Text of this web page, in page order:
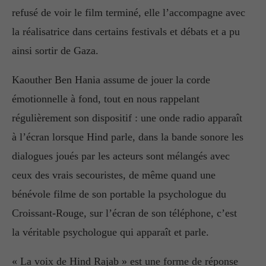
refusé de voir le film terminé, elle l’accompagne avec
la réalisatrice dans certains festivals et débats et a pu
ainsi sortir de Gaza.
Kaouther Ben Hania assume de jouer la corde
émotionnelle à fond, tout en nous rappelant
régulièrement son dispositif : une onde radio apparaît
à l’écran lorsque Hind parle, dans la bande sonore les
dialogues joués par les acteurs sont mélangés avec
ceux des vrais secouristes, de même quand une
bénévole filme de son portable la psychologue du
Croissant-Rouge, sur l’écran de son téléphone, c’est
la véritable psychologue qui apparaît et parle.
« La voix de Hind Rajab » est une forme de réponse